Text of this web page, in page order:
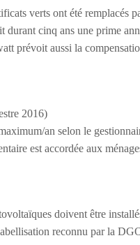
verts ont été remplacés
durant cinq ans une prime
prévoit aussi la
2016)
an selon le
est accordée aux
doivent être
reconnu par la